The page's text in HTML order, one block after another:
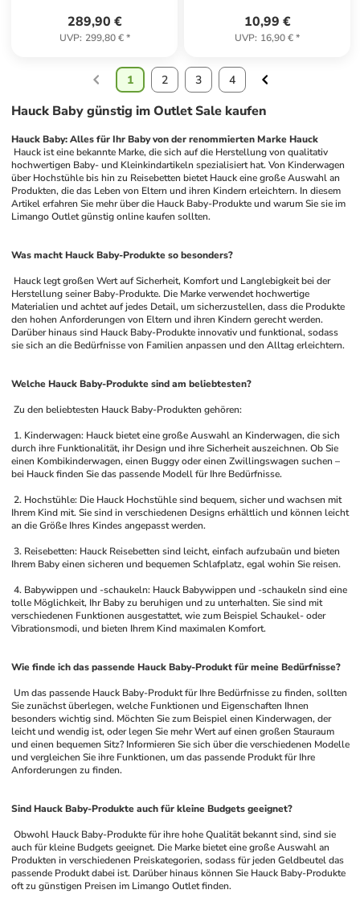
289,90 €
UVP: 299,80 €*
10,99 €
UVP: 16,90 €*
1 2 3 4
Hauck Baby günstig im Outlet Sale kaufen
Hauck Baby: Alles für Ihr Baby von der renommierten Marke Hauck
hochwertigen Baby- und Kleinkindartikeln spezialisiert hat. Von Kinderwagen
über Hochstühle bis hin zu Reisebetten bietet Hauck eine große Auswahl an
Produkten, die das Leben von Eltern und ihren Kindern erleichtern. In diesem
Artikel erfahren Sie mehr über die Hauck Baby-Produkte und warum Sie sie im
Limango Outlet günstig online kaufen sollten.
Was macht Hauck Baby-Produkte so besonders?
Herstellung seiner Baby-Produkte. Die Marke verwendet hochwertige
Materialien und achtet auf jedes Detail, um sicherzustellen, dass die Produkte
den hohen Anforderungen von Eltern und ihren Kindern gerecht werden.
Darüber hinaus sind Hauck Baby-Produkte innovativ und funktional, sodass
sie sich an die Bedürfnisse von Familien anpassen und den Alltag erleichtern.
Welche Hauck Baby-Produkte sind am beliebtesten?
Zu den beliebtesten Hauck Baby-Produkten gehören:
durch ihre Funktionalität, ihr Design und ihre Sicherheit auszeichnen. Ob Sie
einen Kombikinderwagen, einen Buggy oder einen Zwillingswagen suchen –
bei Hauck finden Sie das passende Modell für Ihre Bedürfnisse.
2. Hochstühle: Die Hauck Hochstühle sind bequem, sicher und wachsen mit
Ihrem Kind mit. Sie sind in verschiedenen Designs erhältlich und können leicht
an die Größe Ihres Kindes angepasst werden.
3. Reisebetten: Hauck Reisebetten sind leicht, einfach aufzubaün und bieten
Ihrem Baby einen sicheren und bequemen Schlafplatz, egal wohin Sie reisen.
4. Babywippen und -schaukeln: Hauck Babywippen und -schaukeln sind eine
tolle Möglichkeit, Ihr Baby zu beruhigen und zu unterhalten. Sie sind mit
verschiedenen Funktionen ausgestattet, wie zum Beispiel Schaukel- oder
Vibrationsmodi, und bieten Ihrem Kind maximalen Komfort.
Wie finde ich das passende Hauck Baby-Produkt für meine Bedürfnisse?
Sie zunächst überlegen, welche Funktionen und Eigenschaften Ihnen
besonders wichtig sind. Möchten Sie zum Beispiel einen Kinderwagen, der
leicht und wendig ist, oder legen Sie mehr Wert auf einen großen Stauraum
und einen bequemen Sitz? Informieren Sie sich über die verschiedenen Modelle
und vergleichen Sie ihre Funktionen, um das passende Produkt für Ihre
Anforderungen zu finden.
Sind Hauck Baby-Produkte auch für kleine Budgets geeignet?
Obwohl Hauck Baby-Produkte für ihre hohe Qualität bekannt sind, sind sie
auch für kleine Budgets geeignet. Die Marke bietet eine große Auswahl an
Produkten in verschiedenen Preiskategorien, sodass für jeden Geldbeutel das
passende Produkt dabei ist. Darüber hinaus können Sie Hauck Baby-Produkte
oft zu günstigen Preisen im Limango Outlet finden.